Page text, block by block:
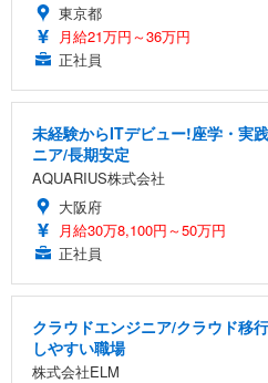
東京都
月給21万円～36万円
正社員
未経験からITデビュー!座学・実
ニア/長期安定
AQUARIUS株式会社
大阪府
月給30万8,100円～50万円
正社員
クラウドエンジニア/クラウド移
しやすい職場
株式会社ELM